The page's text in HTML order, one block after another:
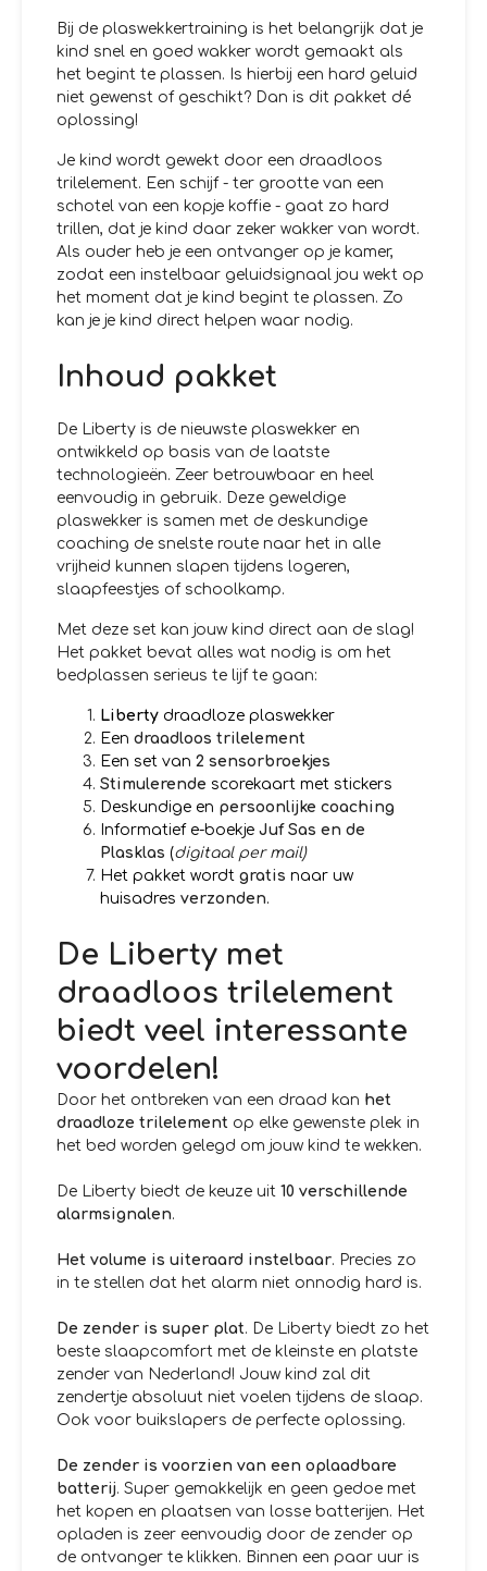
Bij de plaswekkertraining is het belangrijk dat je
kind snel en goed wakker wordt gemaakt als
het begint te plassen. Is hierbij een hard geluid
niet gewenst of geschikt? Dan is dit pakket dé
oplossing!
Je kind wordt gewekt door een draadloos
trilelement. Een schijf - ter grootte van een
schotel van een kopje koffie - gaat zo hard
trillen, dat je kind daar zeker wakker van wordt.
Als ouder heb je een ontvanger op je kamer,
zodat een instelbaar geluidsignaal jou wekt op
het moment dat je kind begint te plassen. Zo
kan je je kind direct helpen waar nodig.
Inhoud pakket
De Liberty is de nieuwste plaswekker en
ontwikkeld op basis van de laatste
technologieën. Zeer betrouwbaar en heel
eenvoudig in gebruik. Deze geweldige
plaswekker is samen met de deskundige
coaching de snelste route naar het in alle
vrijheid kunnen slapen tijdens logeren,
slaapfeestjes of schoolkamp.
Met deze set kan jouw kind direct aan de slag!
Het pakket bevat alles wat nodig is om het
bedplassen serieus te lijf te gaan:
Liberty draadloze plaswekker
Een draadloos trilelement
Een set van 2 sensorbroekjes
Stimulerende scorekaart met stickers
Deskundige en persoonlijke coaching
Informatief e-boekje Juf Sas en de
Plasklas (digitaal per mail)
Het pakket wordt gratis naar uw
huisadres verzonden.
De Liberty met
draadloos trilelement
biedt veel interessante
voordelen!
Door het ontbreken van een draad kan het
draadloze trilelement op elke gewenste plek in
het bed worden gelegd om jouw kind te wekken.
De Liberty biedt de keuze uit 10 verschillende
alarmsignalen.
Het volume is uiteraard instelbaar. Precies zo
in te stellen dat het alarm niet onnodig hard is.
De zender is super plat. De Liberty biedt zo het
beste slaapcomfort met de kleinste en platste
zender van Nederland! Jouw kind zal dit
zendertje absoluut niet voelen tijdens de slaap.
Ook voor buikslapers de perfecte oplossing.
De zender is voorzien van een oplaadbare
batterij. Super gemakkelijk en geen gedoe met
het kopen en plaatsen van losse batterijen. Het
opladen is zeer eenvoudig door de zender op
de ontvanger te klikken. Binnen een paar uur is